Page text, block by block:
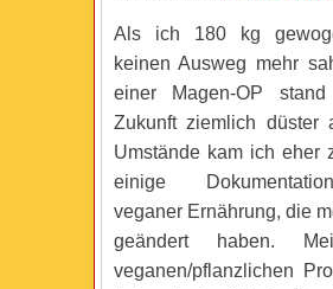
Als ich 180 kg
keinen Ausweg mehr
einer Magen-OP
Zukunft ziemlich düster
Umstände kam ich eher
einige
veganer Ernährung, die
geändert haben.
veganen/pflanzlichen